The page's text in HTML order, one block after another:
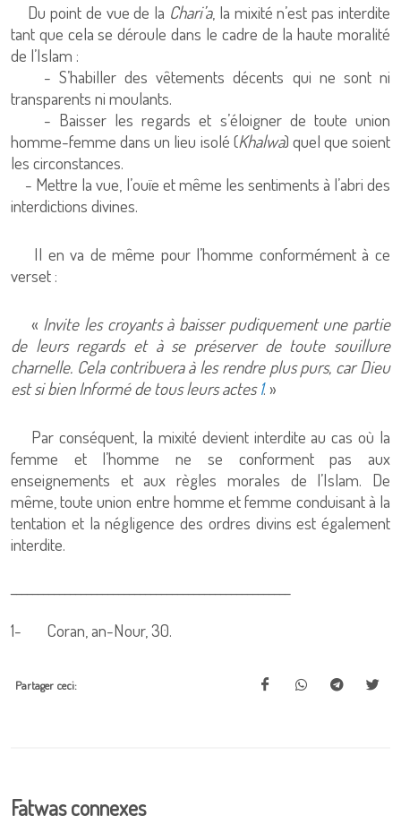
Du point de vue de la Chari’a, la mixité n’est pas interdite
tant que cela se déroule dans le cadre de la haute moralité
de l’Islam :
- S’habiller des vêtements décents qui ne sont ni
transparents ni moulants.
- Baisser les regards et s’éloigner de toute union
homme-femme dans un lieu isolé (Khalwa) quel que soient
les circonstances.
- Mettre la vue, l’ouïe et même les sentiments à l’abri des
interdictions divines.
Il en va de même pour l’homme conformément à ce
verset :
« Invite les croyants à baisser pudiquement une partie
de leurs regards et à se préserver de toute souillure
charnelle. Cela contribuera à les rendre plus purs, car Dieu
est si bien Informé de tous leurs actes1. »
Par conséquent, la mixité devient interdite au cas où la
femme et l’homme ne se conforment pas aux
enseignements et aux règles morales de l’Islam. De
même, toute union entre homme et femme conduisant à la
tentation et la négligence des ordres divins est également
interdite.
1-
Coran, an-Nour, 30.
Partager ceci:
Fatwas connexes